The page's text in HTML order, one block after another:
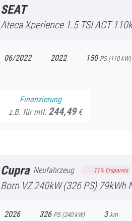
SEAT
AtecaXperience 1.5 TSI ACT 110kW (150
06/2022 2022 150 PS (110kW)
Finanzierung
z.B. für mtl. 244,49€
Cupra Neufahrzeug 11% Ersparnis
Born VZ 240kW (326 PS) 79kWh Navi
2026 326 PS (240kW) 3 km